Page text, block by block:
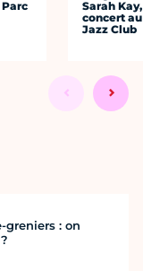
Sarah
concert
Jazz Club
greniers : on